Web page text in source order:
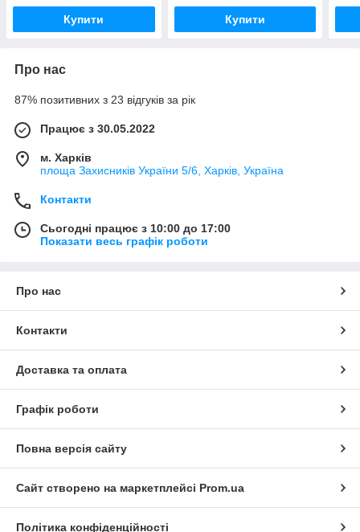
Купити Купити
Про нас
87% позитивних з 23 відгуків за рік
Працює з 30.05.2022
м. Харків
площа Захисників України 5/6, Харків, Україна
Контакти
Сьогодні працює з 10:00 до 17:00
Показати весь графік роботи
Про нас
Контакти
Доставка та оплата
Графік роботи
Повна версія сайту
Сайт створено на маркетплейсі Prom.ua
Політика конфіденційності